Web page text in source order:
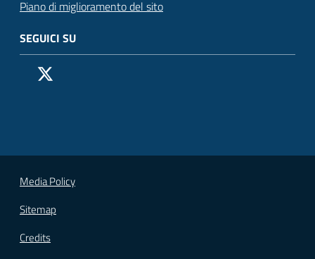
Piano di miglioramento del sito
SEGUICI SU
Pagina Facebook del Comune di San Donato Milanese
Vai alla pagina
Media Policy
Sitemap
Credits